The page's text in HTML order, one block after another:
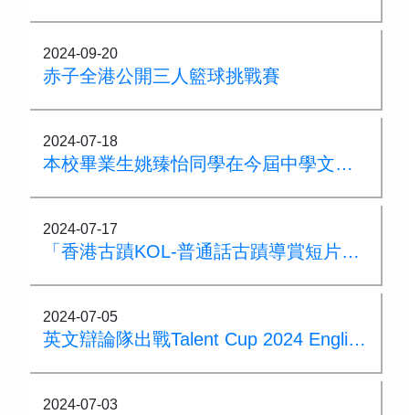
2024-09-20
赤子全港公開三人籃球挑戰賽
2024-07-18
本校畢業生姚臻怡同學在今屆中學文憑試中獲得六科5**佳績
2024-07-17
「香港古蹟KOL-普通話古蹟導賞短片製作比賽」優異獎
2024-07-05
英文辯論隊出戰Talent Cup 2024 English Debate奪小學組第二名
2024-07-03